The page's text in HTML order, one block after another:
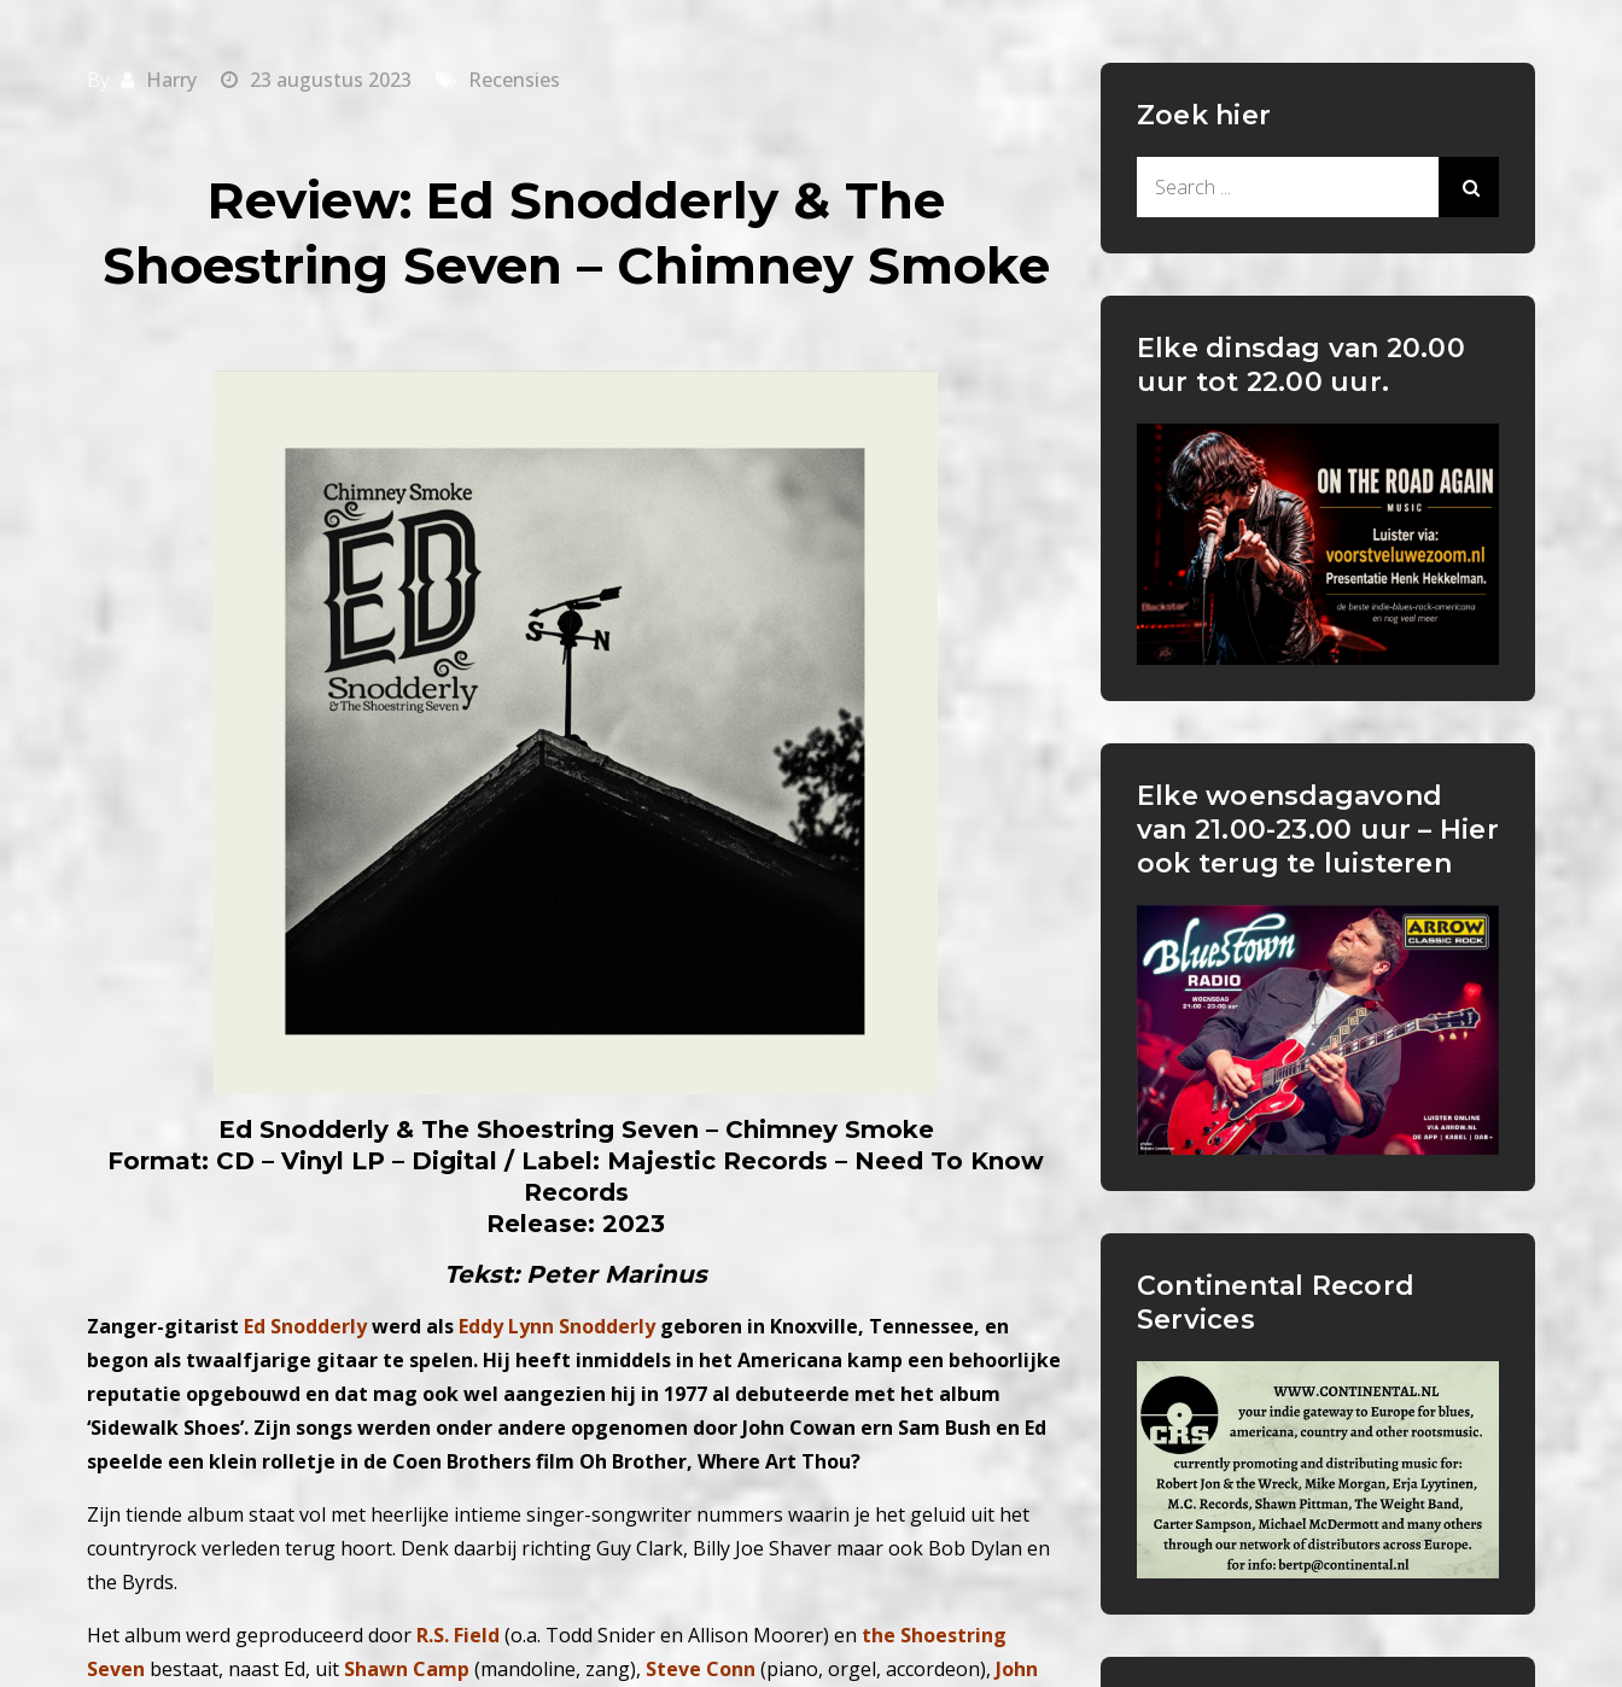
Harry 23 augustus 2023 Recensies
Review: Ed Snodderly & The
Shoestring Seven – Chimney Smoke
Ed Snodderly & The Shoestring Seven – Chimney Smoke
Format: CD – Vinyl LP – Digital / Label: Majestic Records – Need To Know
Records
Release: 2023
Tekst: Peter Marinus
Zanger-gitarist Ed Snodderlywerd als Eddy Lynn Snodderlygeboren in Knoxville, Tennessee, en
begon als twaalfjarige gitaar te spelen. Hij heeft inmiddels in het Americana kamp een behoorlijke
reputatie opgebouwd en dat mag ook wel aangezien hij in 1977 al debuteerde met het album
‘Sidewalk Shoes’. Zijn songs werden onder andere opgenomen door John Cowan ern Sam Bush en Ed
speelde een klein rolletje in de Coen Brothers film Oh Brother, Where Art Thou?
Zijn tiende album staat vol met heerlijke intieme singer-songwriter nummers waarin je het geluid uit het
countryrock verleden terug hoort. Denk daarbij richting Guy Clark, Billy Joe Shaver maar ook Bob Dylan en
the Byrds.
Het album werd geproduceerd door R.S. Field (o.a. Todd Snider en Allison Moorer) en the Shoestring
Seven bestaat, naast Ed, uit Shawn Camp (mandoline, zang), Steve Conn (piano, orgel, accordeon), John
Zoek hier
Elke dinsdag van 20.00
uur tot 22.00 uur.
Elke woensdagavond
van 21.00-23.00 uur – Hier
ook terug te luisteren
Continental Record
Services